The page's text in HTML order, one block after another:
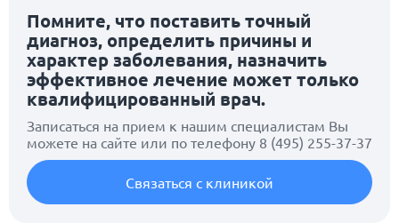
Помните, что поставить точный
диагноз, определить причины и
характер заболевания, назначить
эффективное лечение может только
квалифицированный врач.
Записаться на прием к нашим специалистам Вы
можете на сайте или по телефону 8 (495) 255-37-37
Связаться с клиникой